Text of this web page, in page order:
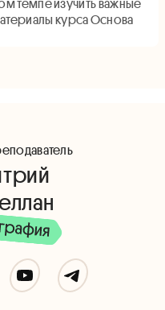
темпе изучить важные
курса Основа